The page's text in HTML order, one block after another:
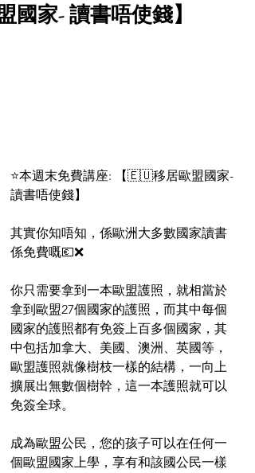
國家- 讀書唔使錢】
⭐️本週末免費講座: 【🇪🇺移居歐盟國家-
讀書唔使錢】
其實你知唔知，係歐洲大多數國家讀書
係免費嘅💶❌
你只需要拿到一本歐盟護照，就相當於
拿到歐盟27個國家的護照，而其中每個
國家的護照都有免簽上百多個國家，其
中包括加拿大、美國、澳洲、英國等，
歐盟護照就像樹枝一樣的結構，一向上
擴展出無數個樹幹，這一本護照就可以
免簽全球。
成為歐盟公民，您的孩子可以在任何一
個歐盟國家上學，享有和該國公民一樣